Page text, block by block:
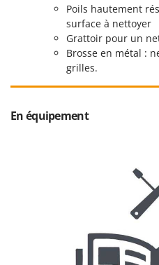
Ribimex
Ripartrak
River Systems
Rossofuoco
Poils hautement
surface à nettoyer
Grattoir pour un
Brosse en métal :
grilles.
En équipement